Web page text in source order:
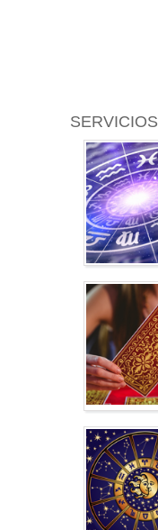
SERVICIOS